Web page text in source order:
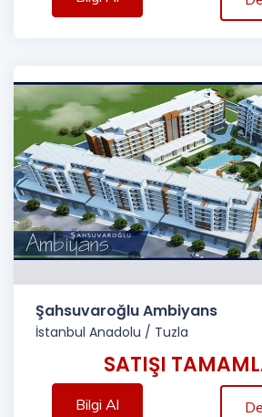
Şahsuvaroğlu Ambiyans
İstanbul Anadolu / Tuzla
SATIŞI
Bilgi Al